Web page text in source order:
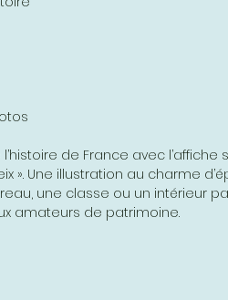
de France avec l’affiche
». Une illustration au charme
une classe ou un intérieur
amateurs de patrimoine.